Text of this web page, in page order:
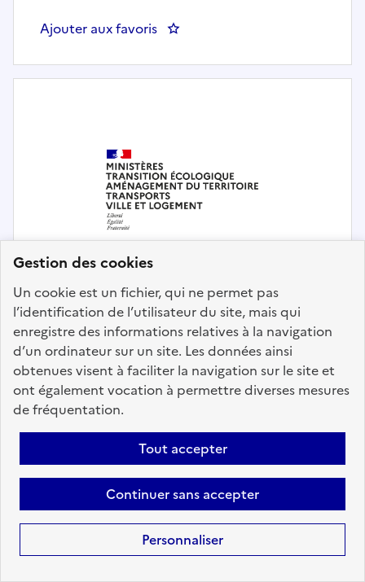
Gestion des cookies
Un cookie est un fichier, qui ne permet pas
l’identification de l’utilisateur du site, mais qui
enregistre des informations relatives à la navigation
d’un ordinateur sur un site. Les données ainsi
obtenues visent à faciliter la navigation sur le site et
ont également vocation à permettre diverses mesures
de fréquentation.
Tout accepter
Continuer sans accepter
Personnaliser
Ajouter aux favoris : Technicien.ne de maintenance
Chef.fe d'équipe d'exploitation CEI
Aigueblanche-Albertville
Intervention technique et logistique
Localisation :
Savoie(73)
Fonction publique :
Fonction publique de l'État
Employeur :
Direction Interdépartementale des Routes
Centre-Est (DIRCE)
En ligne depuis le 04 août 2026
Ajouter aux favoris: Chef.fe d'équipe